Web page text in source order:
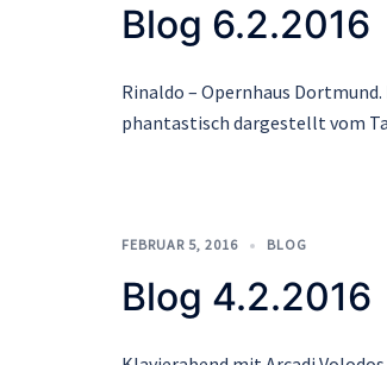
Blog 6.2.2016
Rinaldo – Opernhaus
phantastisch dargestellt vom
FEBRUAR 5, 2016 BLOG
Blog 4.2.2016